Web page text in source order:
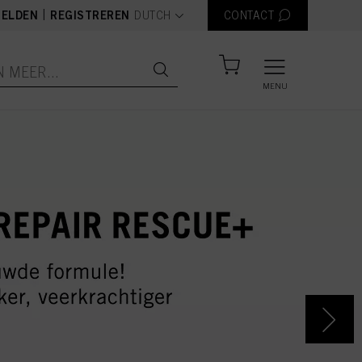
REGISTREREN text.language
DUTCH CONTACT
MENU